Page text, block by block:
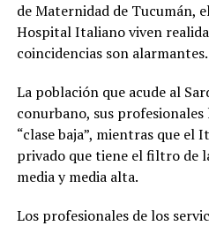
de Maternidad de Tucumán,
Hospital Italiano viven
coincidencias son alarmantes.
La población que acude al
conurbano, sus
“clase baja”, mientras que el
privado que tiene el filtro de
media y media alta.
Los profesionales de los